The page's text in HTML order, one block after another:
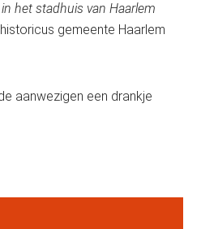
in het stadhuis van Haarlem
gemeente Haarlem
aanwezigen een drankje